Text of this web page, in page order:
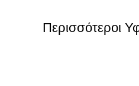
Περισσότεροι